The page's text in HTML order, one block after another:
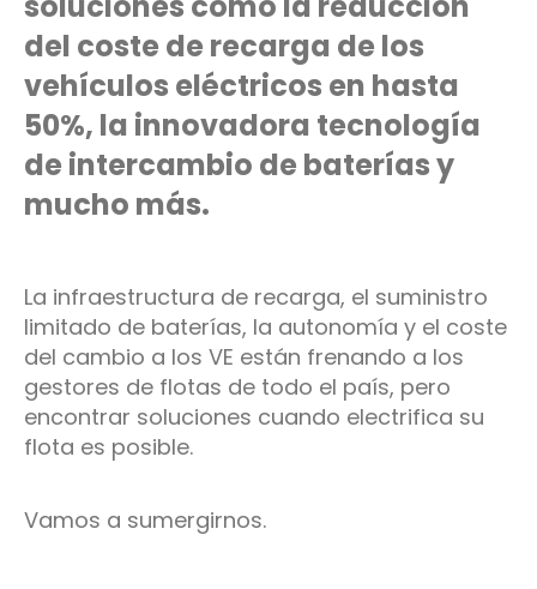
del coste de recarga de los
vehículos eléctricos en hasta
50%, la innovadora tecnología
de intercambio de baterías y
mucho más.
La infraestructura de recarga, el suministro
limitado de baterías, la autonomía y el coste
del cambio a los VE están frenando a los
gestores de flotas de todo el país, pero
encontrar soluciones cuando electrifica su
flota es posible.
Vamos a sumergirnos.